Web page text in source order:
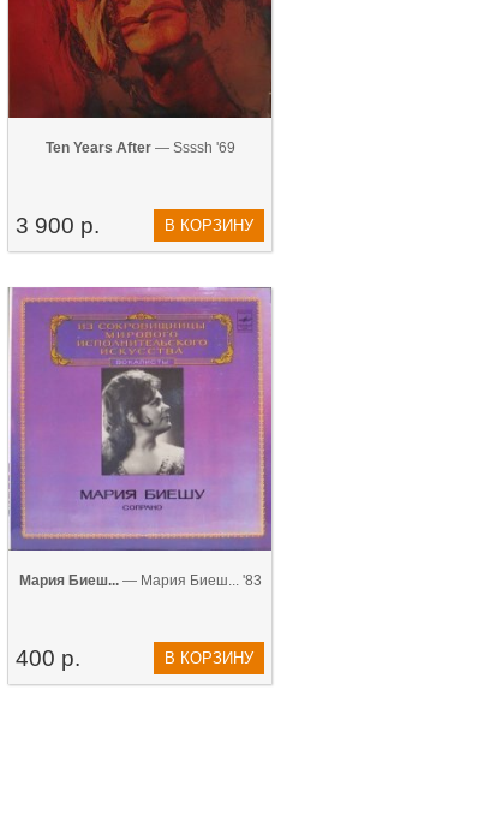
Ten Years After— Ssssh '69
3 900 р. В КОРЗИНУ
Мария Биеш...— Мария Биеш... '83
400 р. В КОРЗИНУ